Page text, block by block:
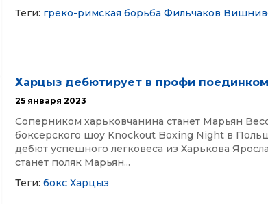
Теги: греко-римская борьба Фильчаков
Харцыз дебютирует в профи
25 января 2023
Соперником харьковчанина станет Марьян
боксерского шоу Knockout Boxing Night в
дебют успешного легковеса из Харькова
станет поляк Марьян...
Теги:бокс Харцыз